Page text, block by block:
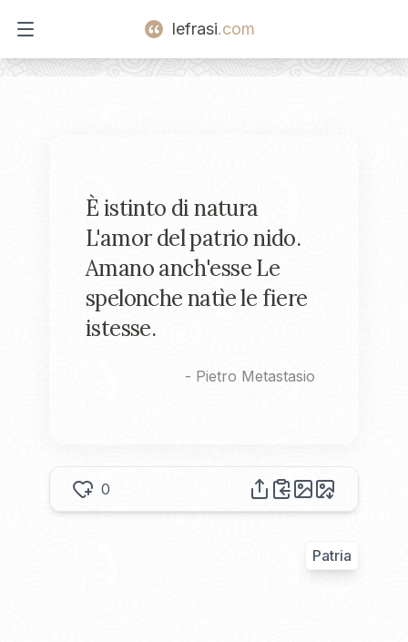
Open main menu
lefrasi.com
È istinto di natura
L'amor del patrio nido.
Amano anch'esse Le
spelonche natìe le fiere
istesse.
- Pietro Metastasio
0
Patria